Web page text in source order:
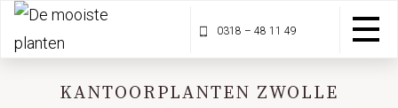
0318 – 48 11 49
KANTOORPLANTEN ZWOLLE